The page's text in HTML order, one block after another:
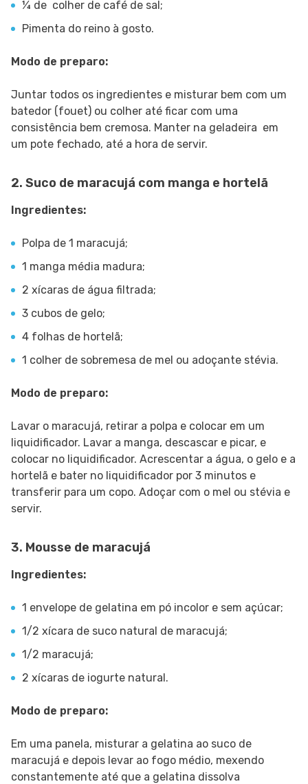
¼ de colher de café de sal;
Pimenta do reino à gosto.
Modo de preparo:
Juntar todos os ingredientes e misturar bem com um
batedor (fouet) ou colher até ficar com uma
consistência bem cremosa. Manter na geladeira em
um pote fechado, até a hora de servir.
2. Suco de maracujá com manga e hortelã
Ingredientes:
Polpa de 1 maracujá;
1 manga média madura;
2 xícaras de água filtrada;
3 cubos de gelo;
4 folhas de hortelã;
1 colher de sobremesa de mel ou adoçante stévia.
Modo de preparo:
Lavar o maracujá, retirar a polpa e colocar em um
liquidificador. Lavar a manga, descascar e picar, e
colocar no liquidificador. Acrescentar a água, o gelo e a
hortelã e bater no liquidificador por 3 minutos e
transferir para um copo. Adoçar com o mel ou stévia e
servir.
3. Mousse de maracujá
Ingredientes:
1 envelope de gelatina em pó incolor e sem açúcar;
1/2 xícara de suco natural de maracujá;
1/2 maracujá;
2 xícaras de iogurte natural.
Modo de preparo:
Em uma panela, misturar a gelatina ao suco de
maracujá e depois levar ao fogo médio, mexendo
constantemente até que a gelatina dissolva